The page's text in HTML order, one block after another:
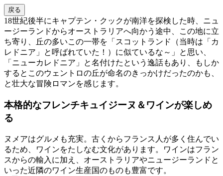
戻る
18世紀後半にキャプテン・クックが南洋を探検した時、ニュ
ージーランドからオーストラリアへ向かう途中、この地に立
ち寄り、丘の多いこの一帯を「スコットランド（当時は「カ
レドニア」と呼ばれていた！）に似ているな～」と思い、
「ニューカレドニア」と名付けたという逸話もあり、もしか
するとこのウェントロの丘が命名のきっかけだったのかも、
と壮大な冒険ロマンを感じます。
本格的なフレンチキュイジーヌ＆ワインが楽しめ
る
ヌメアはグルメも充実。古くからフランス人が多く住んでい
るため、ワインをたしなむ文化があります。ワインはフラン
スからの輸入に加え、オーストラリアやニュージーランドと
いった近隣のワイン生産国のものも豊富です。